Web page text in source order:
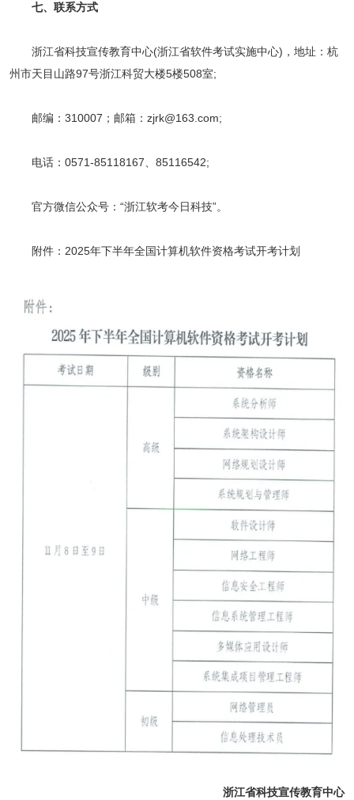
七、联系方式
浙江省科技宣传教育中心(浙江省软件考试实施中心)，地址：杭
州市天目山路97号浙江科贸大楼5楼508室;
邮编：310007；邮箱：zjrk@163.com;
电话：0571-85118167、85116542;
官方微信公众号：“浙江软考今日科技”。
附件：2025年下半年全国计算机软件资格考试开考计划
浙江省科技宣传教育中心